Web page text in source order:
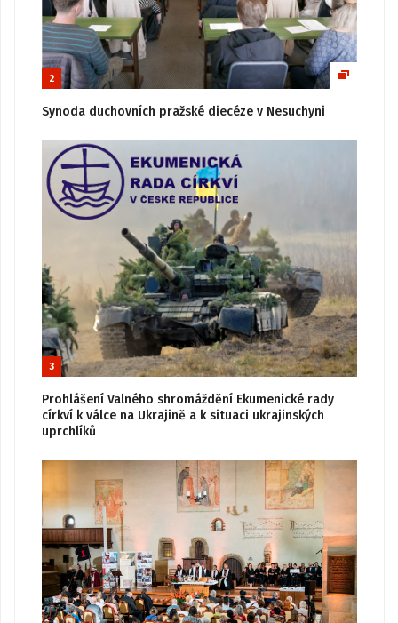
2
Synoda duchovních pražské diecéze v Nesuchyni
3
Prohlášení Valného shromáždění Ekumenické rady
církví k válce na Ukrajině a k situaci ukrajinských
uprchlíků